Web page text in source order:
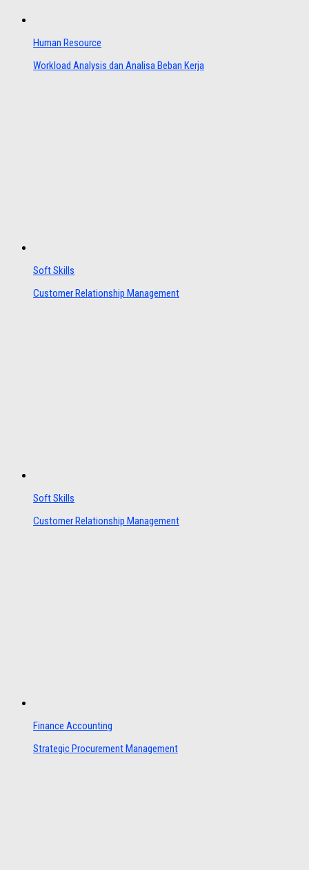
Human Resource
Workload Analysis dan Analisa Beban Kerja
Soft Skills
Customer Relationship Management
Soft Skills
Customer Relationship Management
Finance Accounting
Strategic Procurement Management